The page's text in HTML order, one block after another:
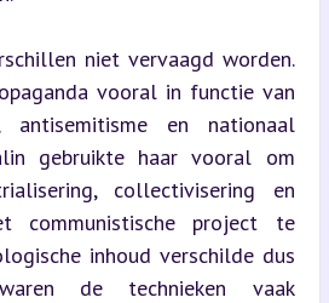
niet vervaagd worden.
vooral in functie van
antisemitisme en nationaal
gebruikte haar vooral om
collectivisering en
project te
inhoud verschilde dus
de technieken vaak